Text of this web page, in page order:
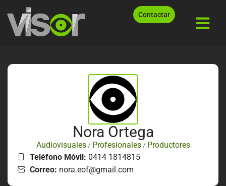
Contactar
Nora Ortega
Audiovisuales/ Profesionales/ Productores
Teléfono Móvil: 0414 1814815
Correo: nora.eof@gmail.com